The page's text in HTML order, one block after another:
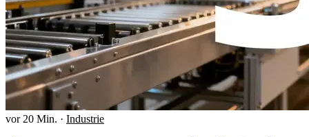
vor 20 Min. · Industrie